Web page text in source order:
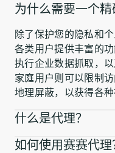
为什么需要一个精
除了保护您的隐私和
各类用户提供丰富的
执行企业数据抓取，
家庭用户则可以限制
地理屏蔽，以获得各
什么是代理？
如何使用赛赛代理